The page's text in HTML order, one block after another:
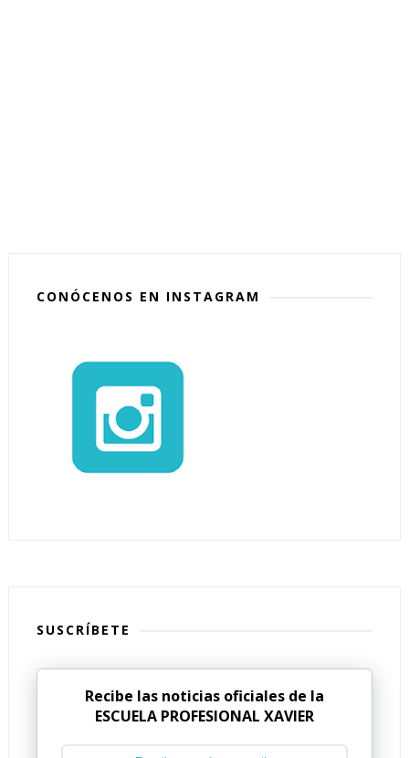
CONÓCENOS EN INSTAGRAM
SUSCRÍBETE
Recibe las noticias oficiales de la
ESCUELA PROFESIONAL XAVIER